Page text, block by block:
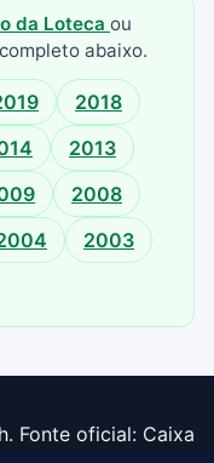
da Loteca ou
abaixo.
2018
2013
2008
2003
Fonte oficial: Caixa